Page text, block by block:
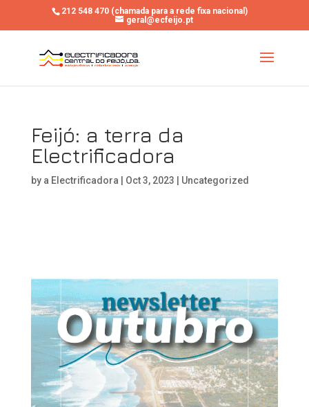
212 548 470 (chamada para a rede fixa nacional)
geral@ecfeijo.pt
Feijó: a terra da
Electrificadora
by a Electrificadora Oct 3, 2023 Uncategorized